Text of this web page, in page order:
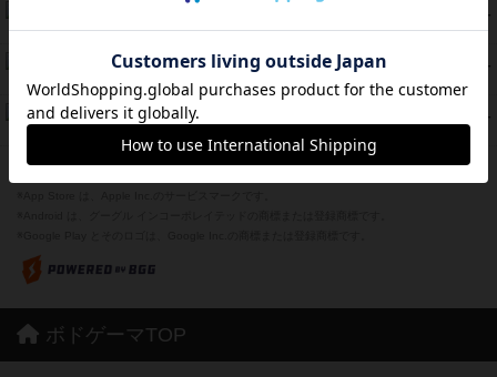
PT
紹介文なし 1件の投稿
PT
ザ・フラッフィー・ライト
39 PT
ふたつの城の物語
ボドゲーマTOP